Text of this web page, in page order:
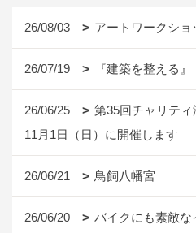
26/08/03 アートワークショ
26/07/19 『建築を整える』
26/06/25
第35回チャリティ
11月1日（日）に開催します
26/06/21 鳥飼八幡宮
26/06/20 バイクにも素敵な